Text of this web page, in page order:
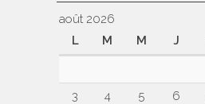
août 2026
L
M M J
3
4 5 6